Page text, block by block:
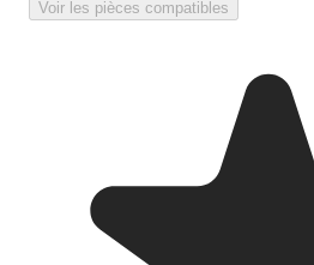
Voir les pièces compatibles